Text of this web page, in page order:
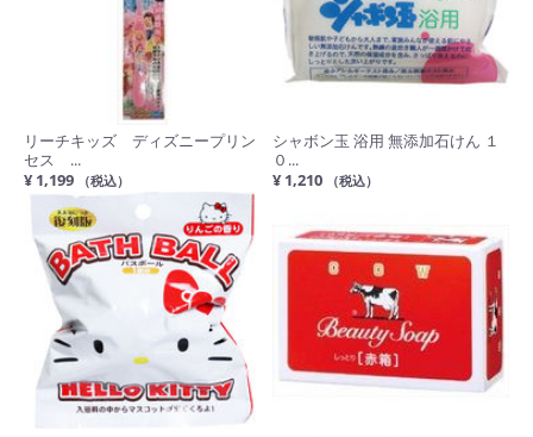
リーチキッズ ディズニープリン
セス ...
¥ 1,199
（税込）
シャボン玉 浴用 無添加石けん １
０...
¥ 1,210
（税込）